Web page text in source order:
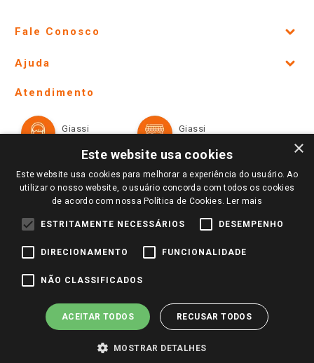
Fale Conosco
Lojas Físicas e Horários
Ofertas
Televendas
Notícias
Perguntas frequentes
Identidade Visual
Ajuda
Formas de Pagamento
Trocas e Devoluções
Atendimento
Giassi
Giassi
Redes Sociais
Pagamento e Segurança
×
Este website usa cookies
Este website usa cookies para melhorar a experiência do usuário. Ao
utilizar o nosso website, o usuário concorda com todos os cookies
de acordo com nossa Política de Cookies. Ler mais
ESTRITAMENTE NECESSÁRIOS DESEMPENHO
DIRECIONAMENTO FUNCIONALIDADE
NÃO CLASSIFICADOS
ACEITAR TODOS RECUSAR TODOS
MOSTRAR DETALHES